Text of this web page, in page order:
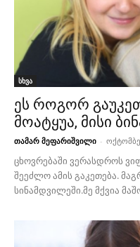
სხვა
ეს როგორ
მოატყუა, მისი
თამარ მეფარიშვილი -
ცხოვრებაში ვერასდროს
შეეძლო ამის გაკეთება.
სინამდვილეში.მე მქვია